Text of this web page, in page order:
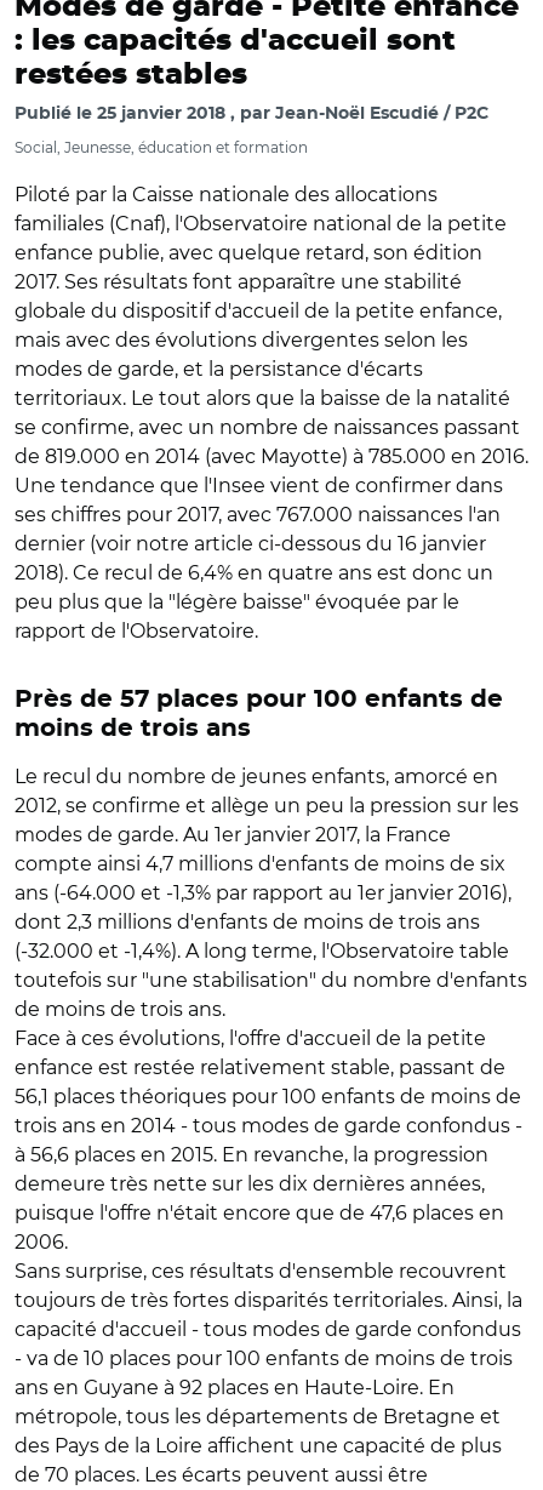
Modes de garde - Petite enfance
: les capacités d'accueil sont
restées stables
Publié le 25 janvier 2018 par Jean-Noël Escudié / P2C
Social, Jeunesse, éducation et formation
Piloté par la Caisse nationale des allocations
familiales (Cnaf), l'Observatoire national de la petite
enfance publie, avec quelque retard, son édition
2017. Ses résultats font apparaître une stabilité
globale du dispositif d'accueil de la petite enfance,
mais avec des évolutions divergentes selon les
modes de garde, et la persistance d'écarts
territoriaux. Le tout alors que la baisse de la natalité
se confirme, avec un nombre de naissances passant
de 819.000 en 2014 (avec Mayotte) à 785.000 en 2016.
Une tendance que l'Insee vient de confirmer dans
ses chiffres pour 2017, avec 767.000 naissances l'an
dernier (voir notre article ci-dessous du 16 janvier
2018). Ce recul de 6,4% en quatre ans est donc un
peu plus que la "légère baisse" évoquée par le
rapport de l'Observatoire.
Près de 57 places pour 100 enfants de
moins de trois ans
Le recul du nombre de jeunes enfants, amorcé en
2012, se confirme et allège un peu la pression sur les
modes de garde. Au 1er janvier 2017, la France
compte ainsi 4,7 millions d'enfants de moins de six
ans (-64.000 et -1,3% par rapport au 1er janvier 2016),
dont 2,3 millions d'enfants de moins de trois ans
(-32.000 et -1,4%). A long terme, l'Observatoire table
toutefois sur "une stabilisation" du nombre d'enfants
de moins de trois ans.
Face à ces évolutions, l'offre d'accueil de la petite
enfance est restée relativement stable, passant de
56,1 places théoriques pour 100 enfants de moins de
trois ans en 2014 - tous modes de garde confondus -
à 56,6 places en 2015. En revanche, la progression
demeure très nette sur les dix dernières années,
puisque l'offre n'était encore que de 47,6 places en
2006.
Sans surprise, ces résultats d'ensemble recouvrent
toujours de très fortes disparités territoriales. Ainsi, la
capacité d'accueil - tous modes de garde confondus
- va de 10 places pour 100 enfants de moins de trois
ans en Guyane à 92 places en Haute-Loire. En
métropole, tous les départements de Bretagne et
des Pays de la Loire affichent une capacité de plus
de 70 places. Les écarts peuvent aussi être